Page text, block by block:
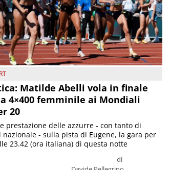
Matilde Abelli vola in finale
4×400 femminile ai Mondiali
20
di
prestazione delle azzurre - con tanto di
nazionale - sulla pista di Eugene, la gara per
23.42 (ora italiana) di questa notte